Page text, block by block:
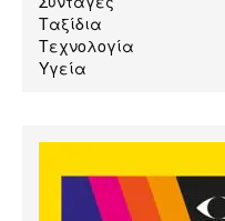
Ταξίδια
Τεχνολογία
Υγεία